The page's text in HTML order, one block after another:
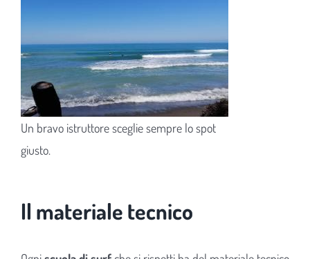
Un bravo istruttore sceglie sempre lo spot
giusto.
Il materiale tecnico